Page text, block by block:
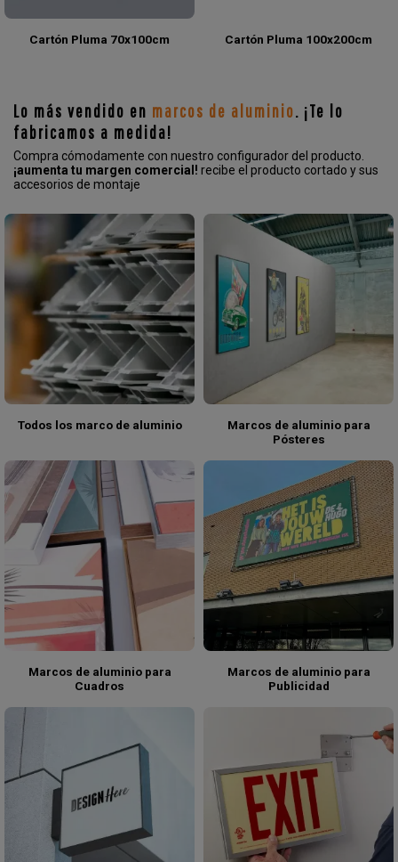
Cartón Pluma 70x100cm Cartón Pluma 100x200cm
Lo más vendido en marcos de aluminio. ¡Te lo
fabricamos a medida!
Compra cómodamente con nuestro configurador del producto.
¡aumenta tu margen comercial! recibe el producto cortado y sus
accesorios de montaje
Todos los marco de aluminio
Marcos de aluminio para
Pósteres
Marcos de aluminio para
Cuadros
Marcos de aluminio para
Publicidad